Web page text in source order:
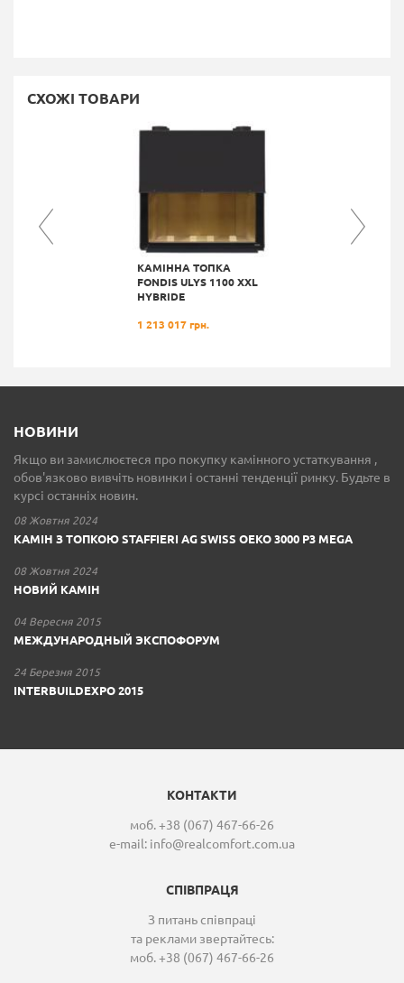
СХОЖІ ТОВАРИ
КАМІННА ТОПКА
FONDIS ULYS 1100 XXL
HYBRIDE
1 213 017 грн.
НОВИНИ
Якщо ви замислюєтеся про покупку камінного устаткування ,
обов'язково вивчіть новинки і останні тенденції ринку. Будьте в
курсі останніх новин.
08 Жовтня 2024
КАМІН З ТОПКОЮ STAFFIERI AG SWISS OEKO 3000 P3 MEGA
08 Жовтня 2024
НОВИЙ КАМІН
04 Вересня 2015
МЕЖДУНАРОДНЫЙ ЭКСПОФОРУМ
24 Березня 2015
INTERBUILDEXPO 2015
КОНТАКТИ
моб. +38 (067) 467-66-26
e-mail: info@realcomfort.com.ua
СПІВПРАЦЯ
З питань співпраці
та реклами звертайтесь:
моб. +38 (067) 467-66-26